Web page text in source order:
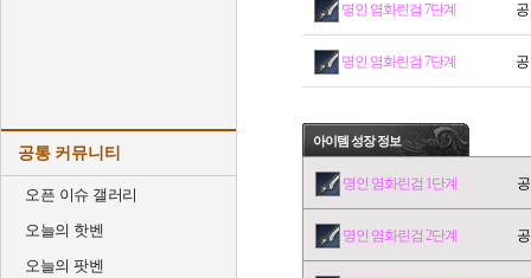
공통 커뮤니티
오픈 이슈 갤러리
오늘의 핫벤
오늘의 팟벤
명인 염화린검 7단계
명인 염화린검 7단계
아이템 성장 정보
명인 염화린검 1단계
명인 염화린검 2단계